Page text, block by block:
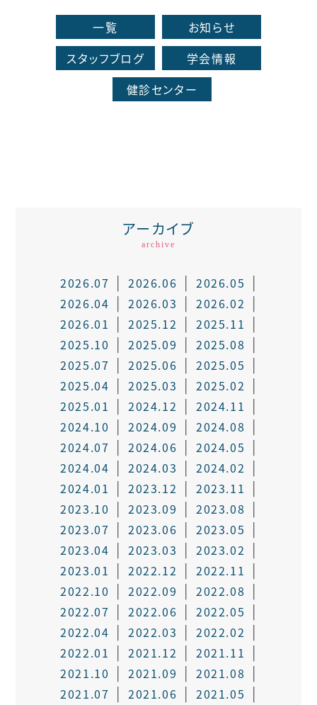
一覧
お知らせ
スタッフブログ
学会情報
健診センター
アーカイブ
archive
2026.07 2026.06
2026.05
2026.04
2026.03
2026.02
2026.01
2025.12
2025.11
2025.10
2025.09
2025.08
2025.07
2025.06
2025.05
2025.04
2025.03
2025.02
2025.01
2024.12
2024.11
2024.10
2024.09
2024.08
2024.07
2024.06
2024.05
2024.04
2024.03
2024.02
2024.01
2023.12
2023.11
2023.10
2023.09
2023.08
2023.07
2023.06
2023.05
2023.04
2023.03
2023.02
2023.01
2022.12
2022.11
2022.10
2022.09
2022.08
2022.07
2022.06
2022.05
2022.04
2022.03
2022.02
2022.01
2021.12
2021.11
2021.10
2021.09
2021.08
2021.07
2021.06
2021.05